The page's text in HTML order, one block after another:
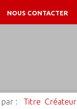
NOUS CONTACTER
: Titre Créateur